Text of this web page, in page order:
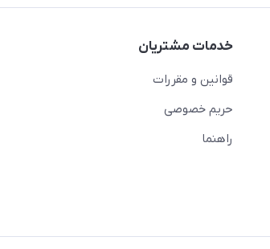
خدمات مشتریان
قوانین و مقررات
حریم خصوصی
راهنما